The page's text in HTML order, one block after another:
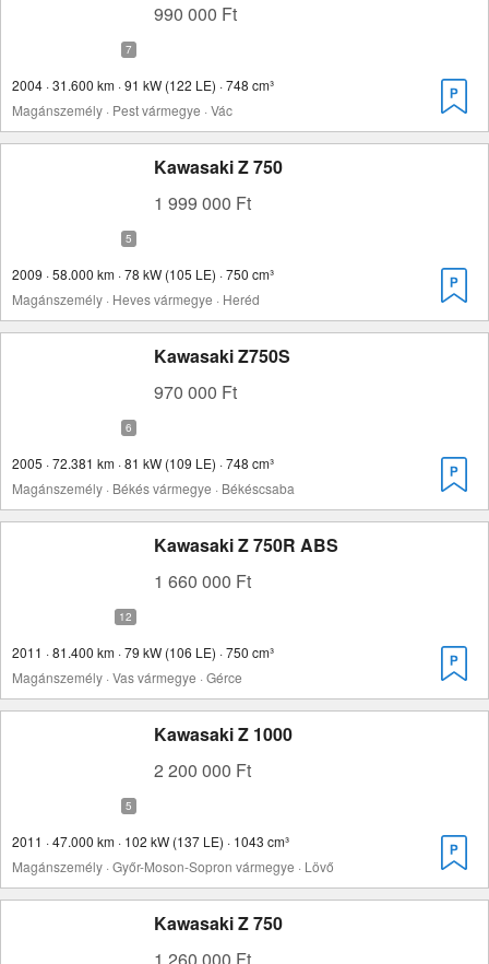
990 000 Ft
2004 · 31.600 km · 91 kW (122 LE) · 748 cm³
Magánszemély · Pest vármegye · Vác
Kawasaki Z 750
1 999 000 Ft
2009 · 58.000 km · 78 kW (105 LE) · 750 cm³
Magánszemély · Heves vármegye · Heréd
Kawasaki Z750S
970 000 Ft
2005 · 72.381 km · 81 kW (109 LE) · 748 cm³
Magánszemély · Békés vármegye · Békéscsaba
Kawasaki Z 750R ABS
1 660 000 Ft
2011 · 81.400 km · 79 kW (106 LE) · 750 cm³
Magánszemély · Vas vármegye · Gérce
Kawasaki Z 1000
2 200 000 Ft
2011 · 47.000 km · 102 kW (137 LE) · 1043 cm³
Magánszemély · Győr-Moson-Sopron vármegye · Lövő
Kawasaki Z 750